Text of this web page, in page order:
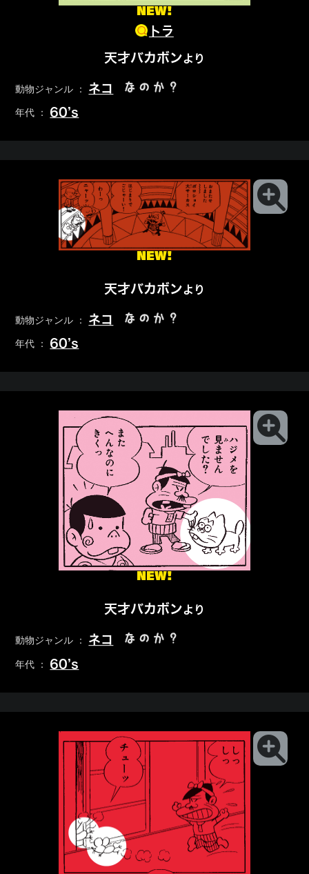
NEW!
トラ
天才バカボンより
動物ジャンル ： ネコ なのか？
年代 ： 60’s
NEW!
天才バカボンより
動物ジャンル ： ネコ なのか？
年代 ： 60’s
NEW!
天才バカボンより
動物ジャンル ： ネコ なのか？
年代 ： 60’s